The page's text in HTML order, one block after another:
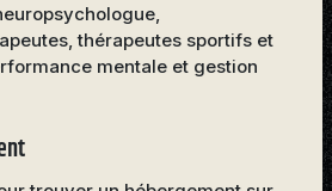
thérapeutes sportifs et
mentale et gestion